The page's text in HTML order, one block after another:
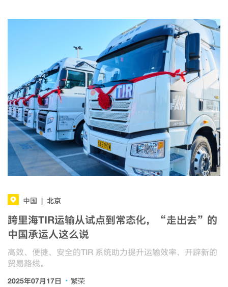
中国 北京
跨里海TIR运输从试点到常态化，“走出去”的
中国承运人这么说
高效、便捷、安全的TIR 系统助力提升运输效率、开辟新的
贸易路线。
2025年07月17日 · 繁荣